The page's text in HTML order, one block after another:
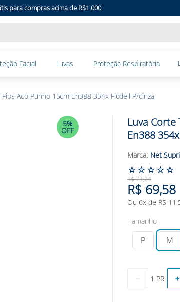
para compras acima de R$1.000
Facial Luvas Proteção Respiratória
Fios Aco Punho 15cm En388 354x Fiodell P/cinza
5%
OFF
Luva Corte
En388
Net
☆☆☆☆☆
R$73,24
R$ 69,58
Ou 6x de R$ 11 ,
Tamanho
P M
＋